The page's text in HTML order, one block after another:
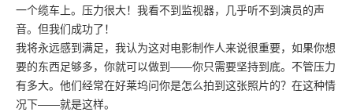
一个缆车上。压力很大！我看不到监视器，几乎听不到演员的声
音。但我们成功了！
我将永远感到满足，我认为这对电影制作人来说很重要，如果你想
要的东西足够多，你就可以做到——你只需要坚持到底。不管压力
有多大。他们经常在好莱坞问你是怎么拍到这张照片的？在这种情
况下——就是这样。